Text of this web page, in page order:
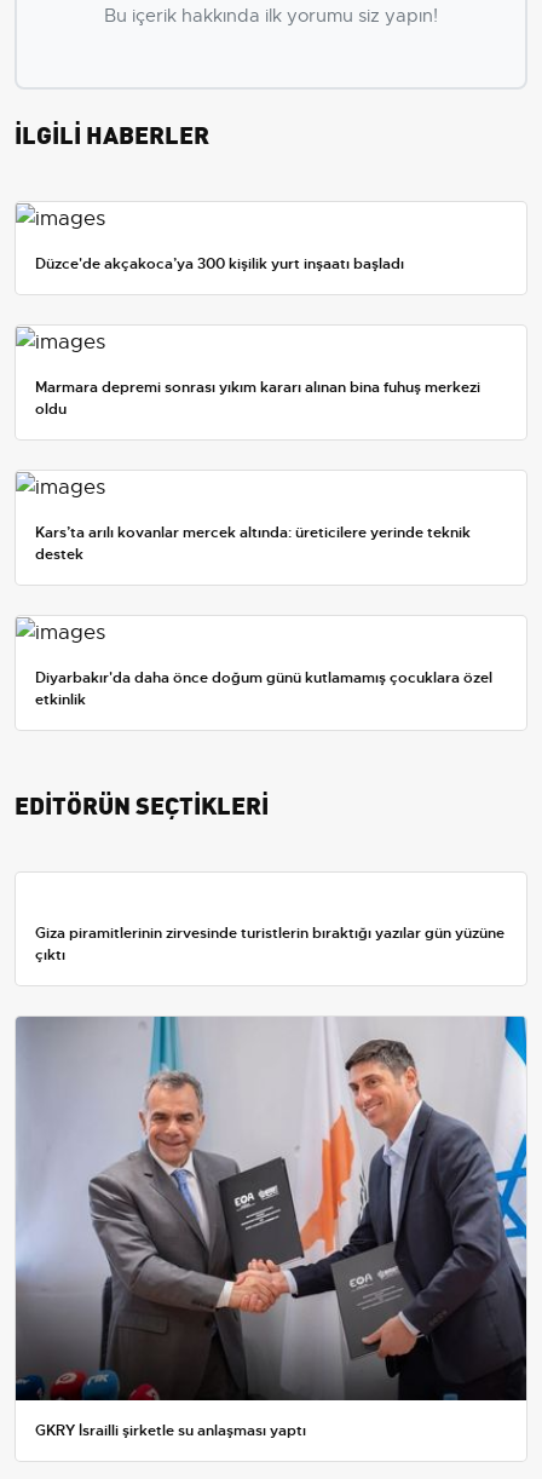
Bu içerik hakkında ilk yorumu siz yapın!
İLGİLİ HABERLER
Düzce'de akçakoca’ya 300 kişilik yurt inşaatı başladı
Marmara depremi sonrası yıkım kararı alınan bina fuhuş merkezi
oldu
Kars’ta arılı kovanlar mercek altında: üreticilere yerinde teknik
destek
Diyarbakır'da daha önce doğum günü kutlamamış çocuklara özel
etkinlik
EDİTÖRÜN SEÇTİKLERİ
Giza piramitlerinin zirvesinde turistlerin bıraktığı yazılar gün yüzüne
çıktı
GKRY İsrailli şirketle su anlaşması yaptı